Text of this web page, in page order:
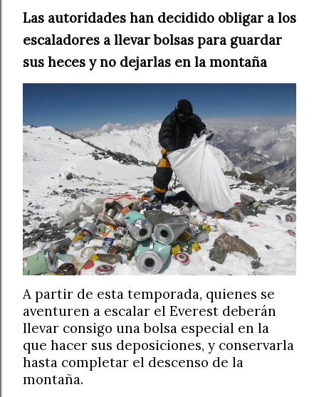
Las autoridades han decidido obligar a los
escaladores a llevar bolsas para guardar
sus heces y no dejarlas en la montaña
A partir de esta temporada, quienes se
aventuren a escalar el Everest deberán
llevar consigo una bolsa especial en la
que hacer sus deposiciones, y conservarla
hasta completar el descenso de la
montaña.